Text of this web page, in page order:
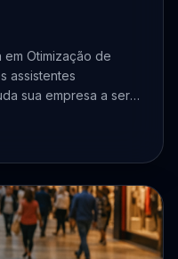
em Otimização de
assistentes
sua empresa a ser